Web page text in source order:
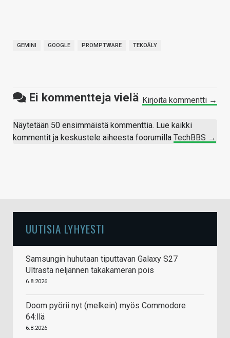
GEMINI GOOGLE PROMPTWARE TEKOÄLY
Ei kommentteja vielä Kirjoita kommentti →
Näytetään 50 ensimmäistä kommenttia. Lue kaikki
kommentit ja keskustele aiheesta foorumilla TechBBS →
UUTISIA LYHYESTI
Samsungin huhutaan tiputtavan Galaxy S27
Ultrasta neljännen takakameran pois
6.8.2026
Doom pyörii nyt (melkein) myös Commodore
64:llä
6.8.2026